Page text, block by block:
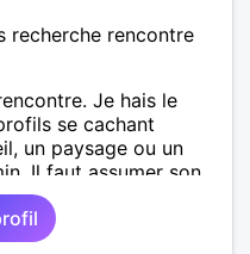
recherche rencontre
Je hais le
se cachant
un paysage ou un
Il faut assumer son